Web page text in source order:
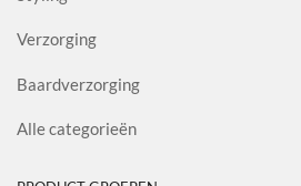
Verzorging
Baardverzorging
Alle categorieën